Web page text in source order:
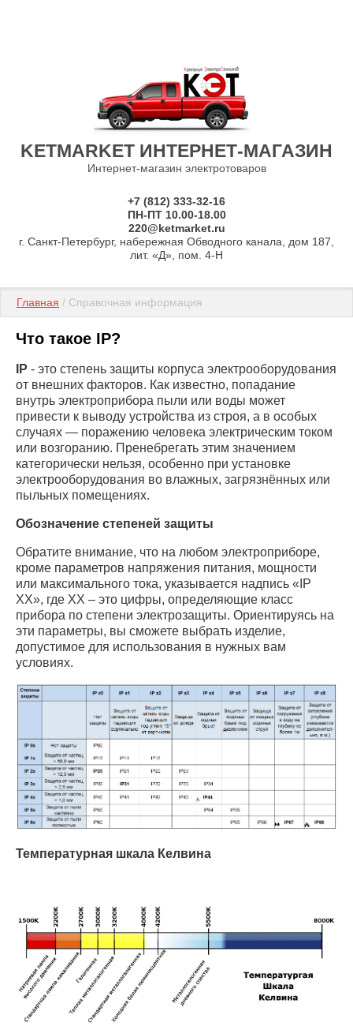
KETMARKET ИНТЕРНЕТ-МАГАЗИН
Интернет-магазин электротоваров
+7 (812) 333-32-16
ПН-ПТ 10.00-18.00
220@ketmarket.ru
г. Санкт-Петербург, набережная Обводного канала, дом 187,
лит. «Д», пом. 4-Н
Главная / Справочная информация
Что такое IP?
IP - это степень защиты корпуса электрооборудования
от внешних факторов. Как известно, попадание
внутрь электроприбора пыли или воды может
привести к выводу устройства из строя, а в особых
случаях — поражению человека электрическим током
или возгоранию. Пренебрегать этим значением
категорически нельзя, особенно при установке
электрооборудования во влажных, загрязнённых или
пыльных помещениях.
Обозначение степеней защиты
Обратите внимание, что на любом электроприборе,
кроме параметров напряжения питания, мощности
или максимального тока, указывается надпись «IP
ХХ», где ХХ – это цифры, определяющие класс
прибора по степени электрозащиты. Ориентируясь на
эти параметры, вы сможете выбрать изделие,
допустимое для использования в нужных вам
условиях.
Температурная шкала Келвина